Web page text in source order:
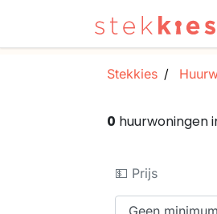
Stekkies
0 huurwoningen
💵 Prijs